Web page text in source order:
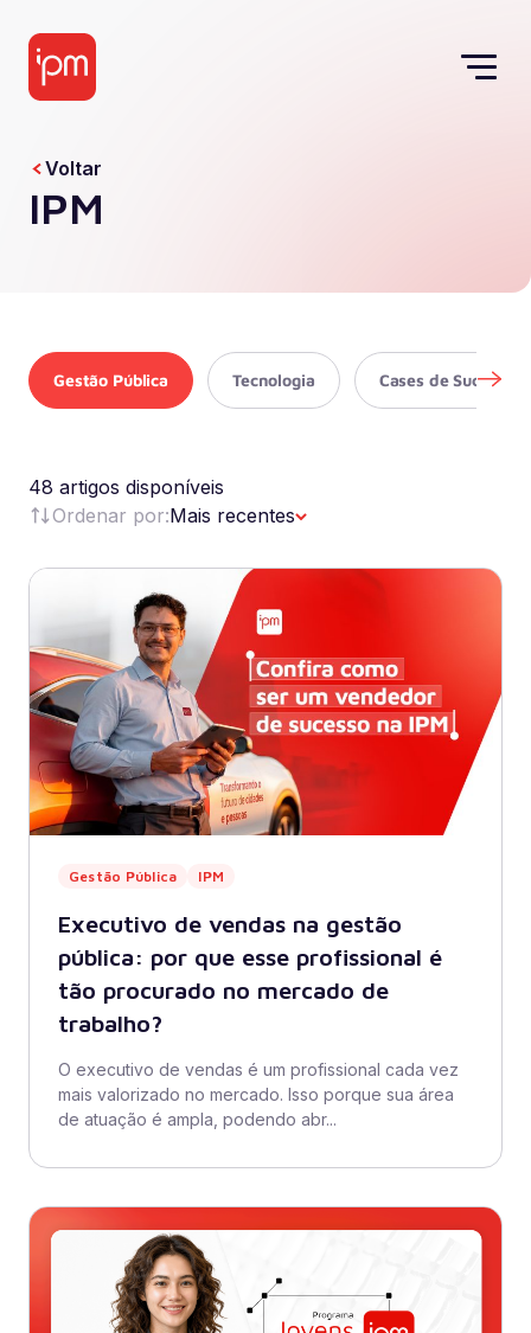
IPM
Voltar
Gestão Pública Tecnologia Cases de Sucesso
48 artigos disponíveis
Ordenar por:Mais recentes
Gestão Pública IPM
Executivo de vendas na gestão
pública: por que esse profissional é
tão procurado no mercado de
trabalho?
O executivo de vendas é um profissional cada vez
mais valorizado no mercado. Isso porque sua área
de atuação é ampla, podendo abr...